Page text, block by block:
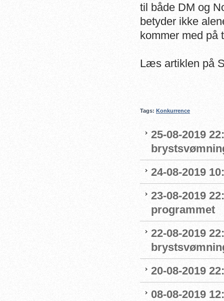
til både DM og
betyder ikke
kommer med på
Læs artiklen på
Tags: Konkurrence
25-08-2019
24-08-2019
23-08-2019
programmet
22-08-2019
20-08-2019
08-08-2019